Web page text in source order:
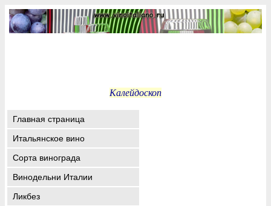
Калейдоскоп
Главная страница
Итальянское вино
Сорта винограда
Винодельни Италии
Ликбез